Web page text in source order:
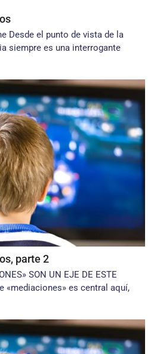
Desde el punto de vista de la
siempre es una interrogante
parte 2
SON UN EJE DE ESTE
«mediaciones» es central aquí,